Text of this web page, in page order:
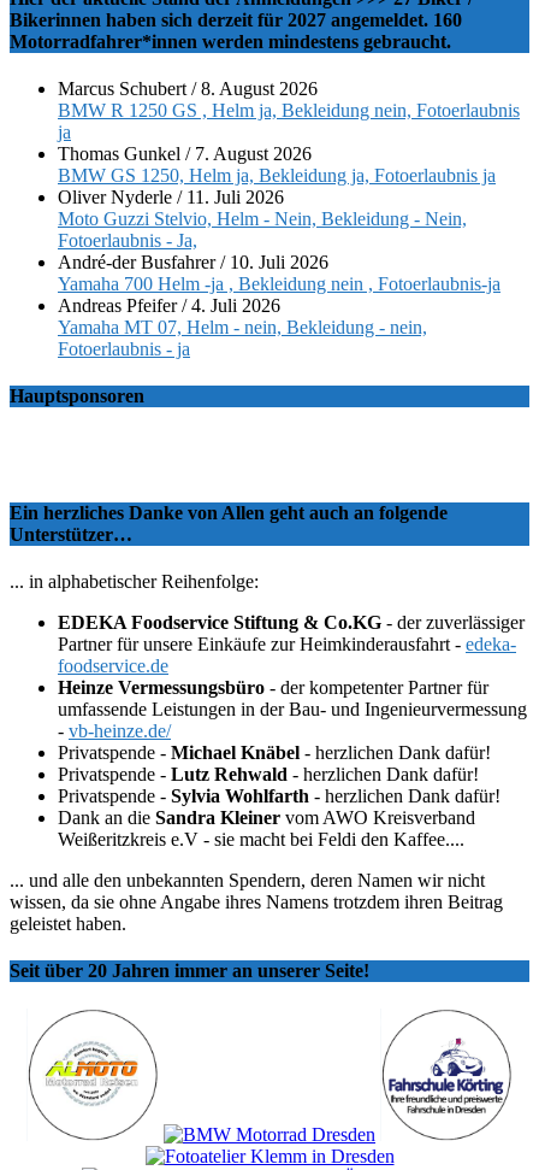
Bikerinnen haben sich derzeit für 2027 angemeldet. 160
Motorradfahrer*innen werden mindestens gebraucht.
Marcus Schubert /8. August 2026
BMW R 1250 GS , Helm ja, Bekleidung nein, Fotoerlaubnis
ja
Thomas Gunkel / 7. August 2026
BMW GS 1250, Helm ja, Bekleidung ja, Fotoerlaubnis ja
Oliver Nyderle / 11. Juli 2026
Moto Guzzi Stelvio, Helm - Nein, Bekleidung - Nein,
Fotoerlaubnis - Ja,
André-der Busfahrer/ 10. Juli 2026
Yamaha 700 Helm -ja , Bekleidung nein , Fotoerlaubnis-ja
Andreas Pfeifer/4. Juli 2026
Yamaha MT 07, Helm - nein, Bekleidung - nein,
Fotoerlaubnis - ja
Hauptsponsoren
Ein herzliches Danke von Allen geht auch an folgende
Unterstützer…
... in alphabetischer Reihenfolge:
EDEKA Foodservice Stiftung & Co.KG - der zuverlässiger
Partner für unsere Einkäufe zur Heimkinderausfahrt - edeka-
foodservice.de
Heinze Vermessungsbüro - der kompetenter Partner für
umfassende Leistungen in der Bau- und Ingenieurvermessung
- vb-heinze.de/
Privatspende - Michael Knäbel - herzlichen Dank dafür!
Privatspende - Lutz Rehwald - herzlichen Dank dafür!
Privatspende - Sylvia Wohlfarth - herzlichen Dank dafür!
Dank an die Sandra Kleiner vom AWO Kreisverband
Weißeritzkreis e.V - sie macht bei Feldi den Kaffee....
... und alle den unbekannten Spendern, deren Namen wir nicht
wissen, da sie ohne Angabe ihres Namens trotzdem ihren Beitrag
geleistet haben.
Seit über 20 Jahren immer an unserer Seite!